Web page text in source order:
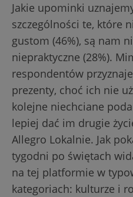
Jakie upominki
szczególności te, które
gustom (46%), są nam
niepraktyczne (28%).
respondentów
prezenty, choć ich nie
kolejne niechciane
lepiej dać im drugie
Allegro Lokalnie. Jak
tygodni po świętach
na tej platformie w
kategoriach: kulturze i